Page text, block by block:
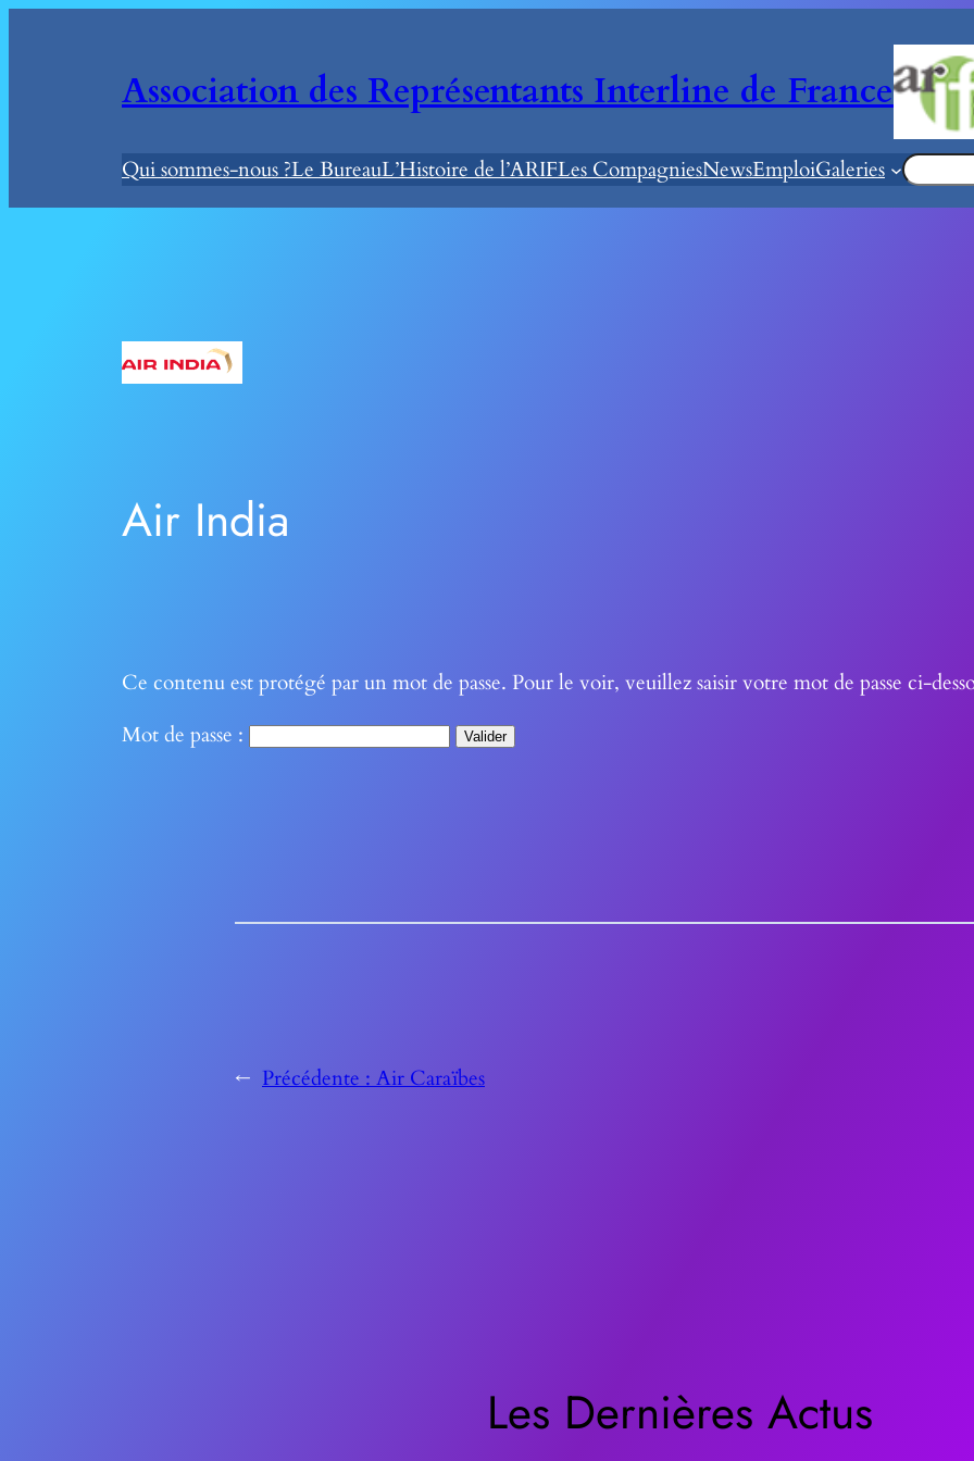
Association des Représentants Interline de France
Qui sommes-nous ?Le BureauL’Histoire de l’ARIFLes CompagniesNewsEmploiGaleries
Air India
Ce contenu est protégé par un mot de passe. Pour le voir, veuillez saisir votre mot de passe ci-
Mot de passe :
← Précédente : Air Caraïbes
Les Dernières Actus